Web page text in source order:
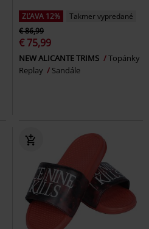
ZĽAVA 12%
Takmer vypredané
€ 86,99
€ 75,99
NEW ALICANTE TRIMS
Topánky
Replay
Sandále